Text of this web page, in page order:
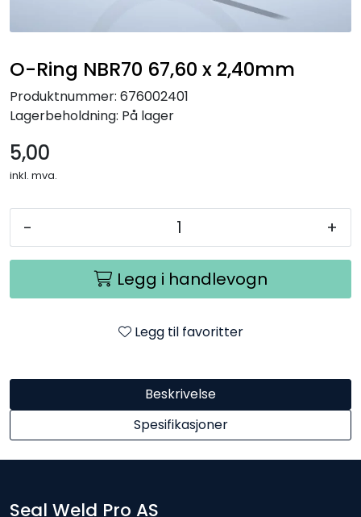
O-Ring NBR70 67,60 x 2,40mm
Produktnummer: 676002401
Lagerbeholdning: På lager
5,00
inkl. mva.
- +
Legg i handlevogn
Legg til favoritter
Beskrivelse
Spesifikasjoner
Seal Weld Pro AS